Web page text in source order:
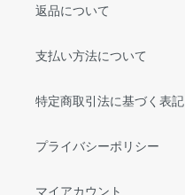
返品について
支払い方法について
特定商取引法に基づく表記
プライバシーポリシー
マイアカウント